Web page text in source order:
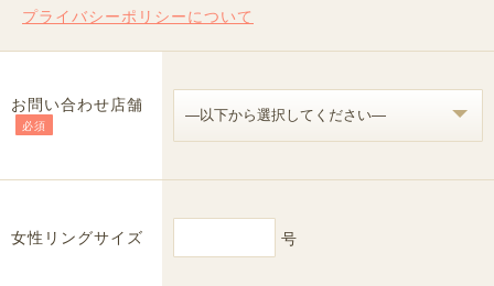
プライバシーポリシーについて
お問い合わせ店舗
必須
女性リングサイズ 号